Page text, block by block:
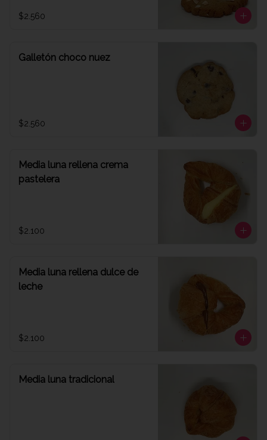
$2.560
Galletón choco nuez
$2.560
Media luna rellena crema
pastelera
$2.100
Media luna rellena dulce de
leche
$2.100
Media luna tradicional